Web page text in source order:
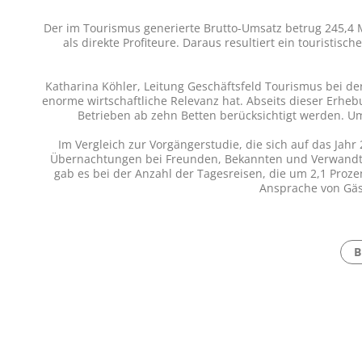
Der im Tourismus generierte Brutto-Umsatz betrug 245,4
als direkte Profiteure. Daraus resultiert ein
Katharina Köhler, Leitung Geschäftsfeld Tourismus bei
enorme wirtschaftliche Relevanz hat. Abseits dieser
Betrieben ab zehn Betten berücksichtigt werden.
Im Vergleich zur Vorgängerstudie, die sich auf das
Übernachtungen bei Freunden, Bekannten und
gab es bei der Anzahl der Tagesreisen, die um 2,1
Ansprache von